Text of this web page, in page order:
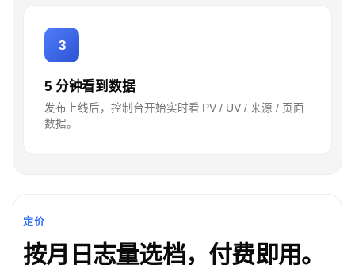
3
5 分钟看到数据
发布上线后，控制台开始实时看 PV / UV / 来源 / 页面
数据。
定价
按月日志量选档，付费即用。